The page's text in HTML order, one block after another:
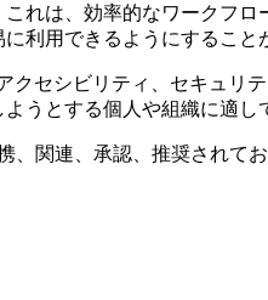
れは、効率的なワークフ
利用できるようにすること
クセシビリティ、セキュ
うとする個人や組織に適し
携、関連、承認、推奨され